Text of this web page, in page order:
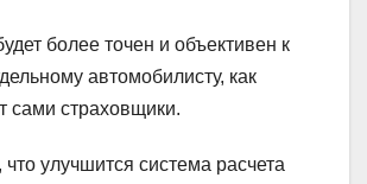
более точен и объективен к
автомобилисту, как
сами страховщики.
что улучшится система расчета